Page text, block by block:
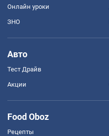
Онлайн уроки
ЗНО
Авто
Тест Драйв
Акции
Food Oboz
Рецепты